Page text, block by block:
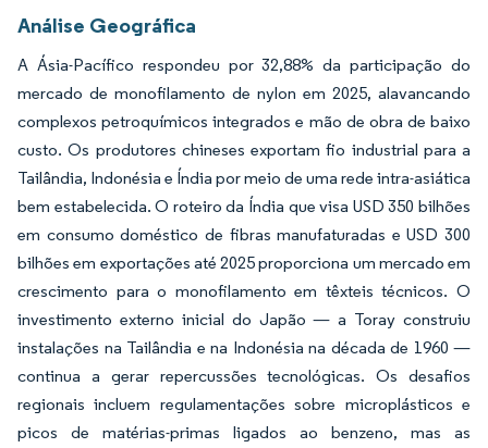
Análise Geográfica
A Ásia-Pacífico respondeu por 32,88% da participação do
mercado de monofilamento de nylon em 2025, alavancando
complexos petroquímicos integrados e mão de obra de baixo
custo. Os produtores chineses exportam fio industrial para a
Tailândia, Indonésia e Índia por meio de uma rede intra-asiática
bem estabelecida. O roteiro da Índia que visa USD 350 bilhões
em consumo doméstico de fibras manufaturadas e USD 300
bilhões em exportações até 2025 proporciona um mercado em
crescimento para o monofilamento em têxteis técnicos. O
investimento externo inicial do Japão — a Toray construiu
instalações na Tailândia e na Indonésia na década de 1960 —
continua a gerar repercussões tecnológicas. Os desafios
regionais incluem regulamentações sobre microplásticos e
picos de matérias-primas ligados ao benzeno, mas as